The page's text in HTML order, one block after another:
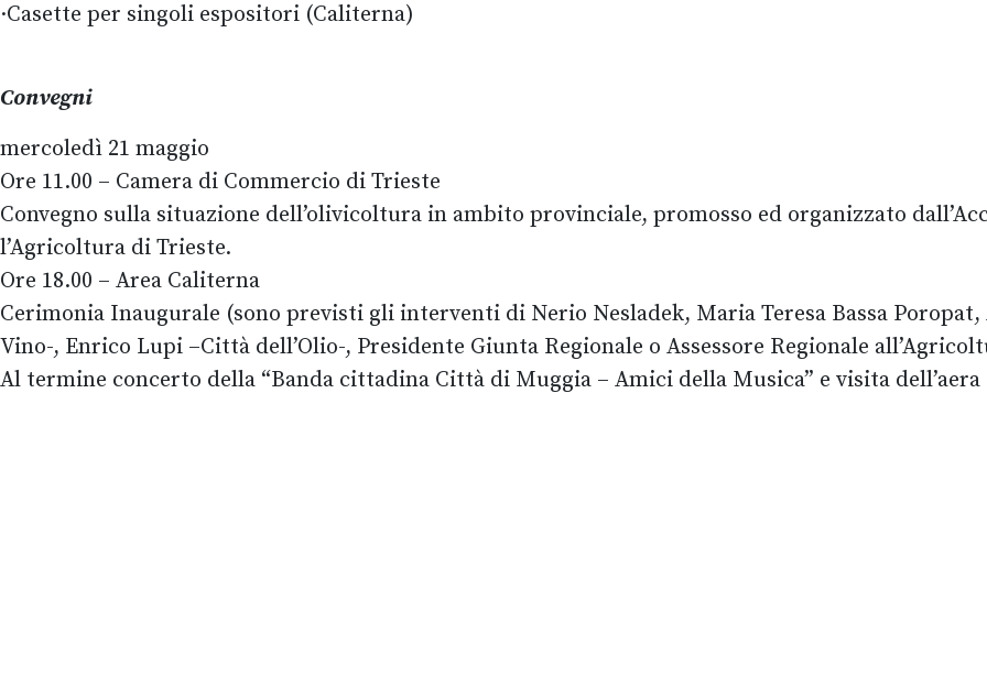
·Casette per singoli espositori (Caliterna)
Convegni
mercoledì 21 maggio
Ore 11.00 – Camera di Commercio di Trieste
Convegno sulla situazione dell’olivicoltura in ambito provinciale, promosso ed organizzato
l’Agricoltura di Trieste.
Ore 18.00 – Area Caliterna
Cerimonia Inaugurale (sono previsti gli interventi di Nerio Nesladek, Maria Teresa Bassa
Vino-, Enrico Lupi –Città dell’Olio-, Presidente Giunta Regionale o Assessore Regionale
Al termine concerto della “Banda cittadina Città di Muggia – Amici della Musica” e visita dell’aera